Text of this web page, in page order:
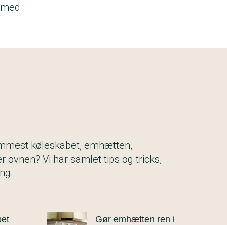
køleskabet, emhætten,
ovnen? Vi har samlet tips og tricks,
Gør emhætten ren i